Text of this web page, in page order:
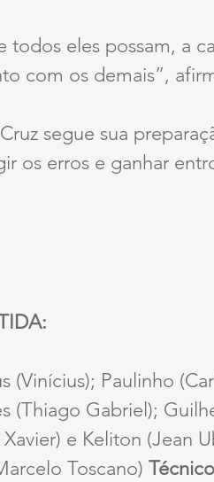
todos eles possam, a
com os demais”,
segue sua
os erros e ganhar
(Vinícius); Paulinho
(Thiago Gabriel);
e Keliton (Jean
Toscano)